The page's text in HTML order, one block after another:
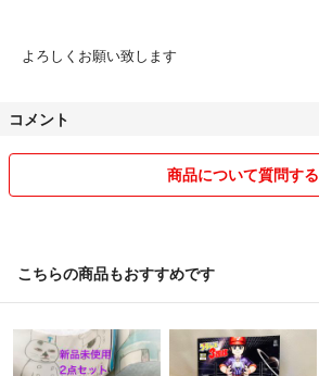
よろしくお願い致します
コメント
商品について質問する
こちらの商品もおすすめです